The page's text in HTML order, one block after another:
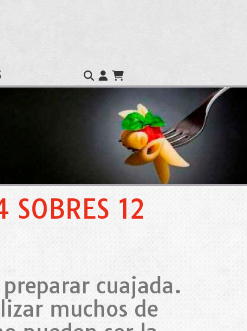
SOBRES 12
cuajada.
muchos de